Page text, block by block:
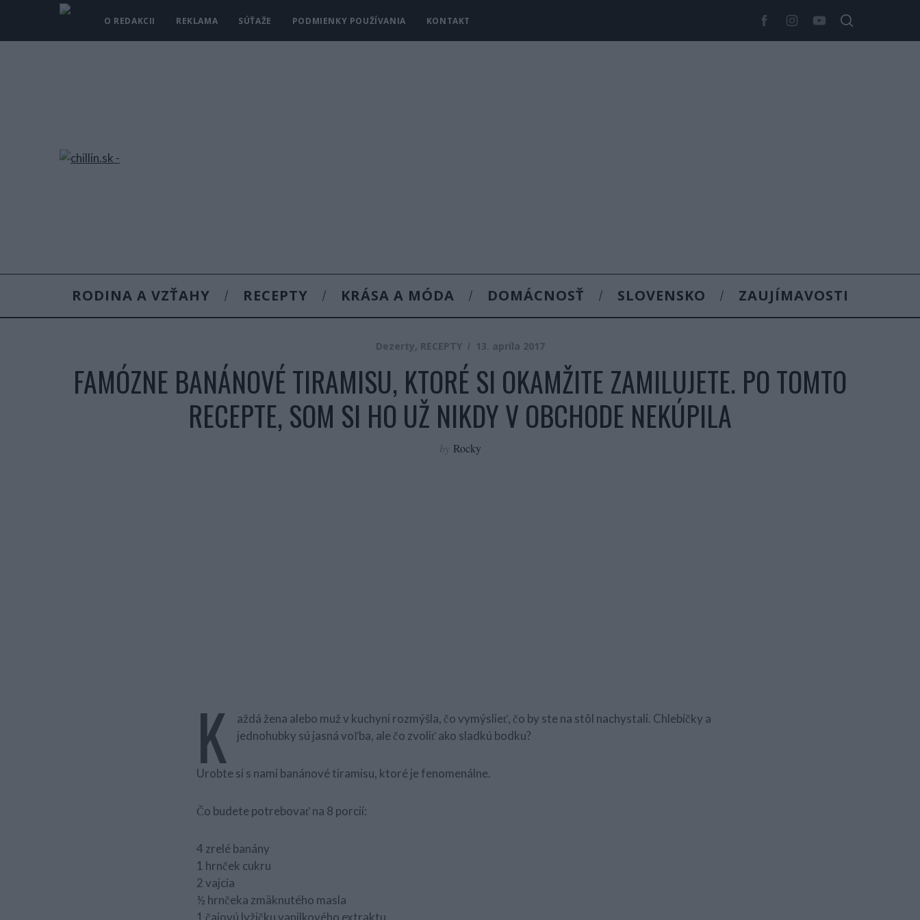
O REDAKCII REKLAMA SÚŤAŽE PODMIENKY POUŽÍVANIA KONTAKT
RODINA A VZŤAHY RECEPTY KRÁSA A MÓDA DOMÁCNOSŤ SLOVENSKO ZAUJÍMAVOSTI
Dezerty, RECEPTY 13. apríla 2017
FAMÓZNE BANÁNOVÉ TIRAMISU, KTORÉ SI OKAMŽITE ZAMILUJETE. PO TOMTO
RECEPTE, SOM SI HO UŽ NIKDY V OBCHODE NEKÚPILA
by Rocky
K
aždá žena alebo muž v kuchyni rozmýšla, čo vymýslieť, čo by ste na stôl nachystali. Chlebíčky a
jednohubky sú jasná voľba, ale čo zvoliť ako sladkú bodku?
Urobte si s nami banánové tiramisu, ktoré je fenomenálne.
Čo budete potrebovať na 8 porcií:
4 zrelé banány
1 hrnček cukru
2 vajcia
½ hrnčeka zmäknutého masla
1 čajovú lyžičku vanilkového extraktu